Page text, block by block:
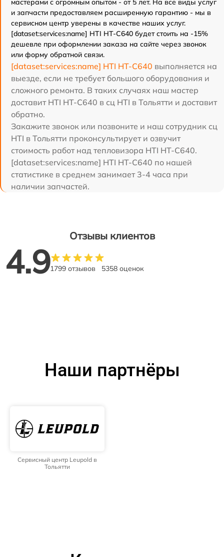
мастерами с огромным опытом - от 5 лет. На все виды услуг
и запчасти предоставляем расширенную гарантию - мы в
сервисном центр уверены в качестве наших услуг.
[dataset:services:name] HTI HT-C640 будет стоить на -15%
дешевле при оформлении заказа на сайте через звонок
или форму обратной связи.
[dataset:services:name] HTI HT-C640 выполняется на
выезде, если не требует большого оборудования и
сложного ремонта. В таких случаях наш мастер
доставит HTI HT-C640 в сц HTI в Тольятти и доставит
обратно.
Закажите звонок или позвоните и наш сотрудник сц
HTI в Тольятти проконсультирует и озвучит
стоимость работ над тепловизора HTI HT-C640.
[dataset:services:name] HTI HT-C640 по нашей
статистике в среднем занимает 3-4 часа при
наличии запчастей.
Отзывы клиентов
4.91799 отзывов 5358 оценок
Наши партнёры
Сервисный центр Leupold в
Тольятти